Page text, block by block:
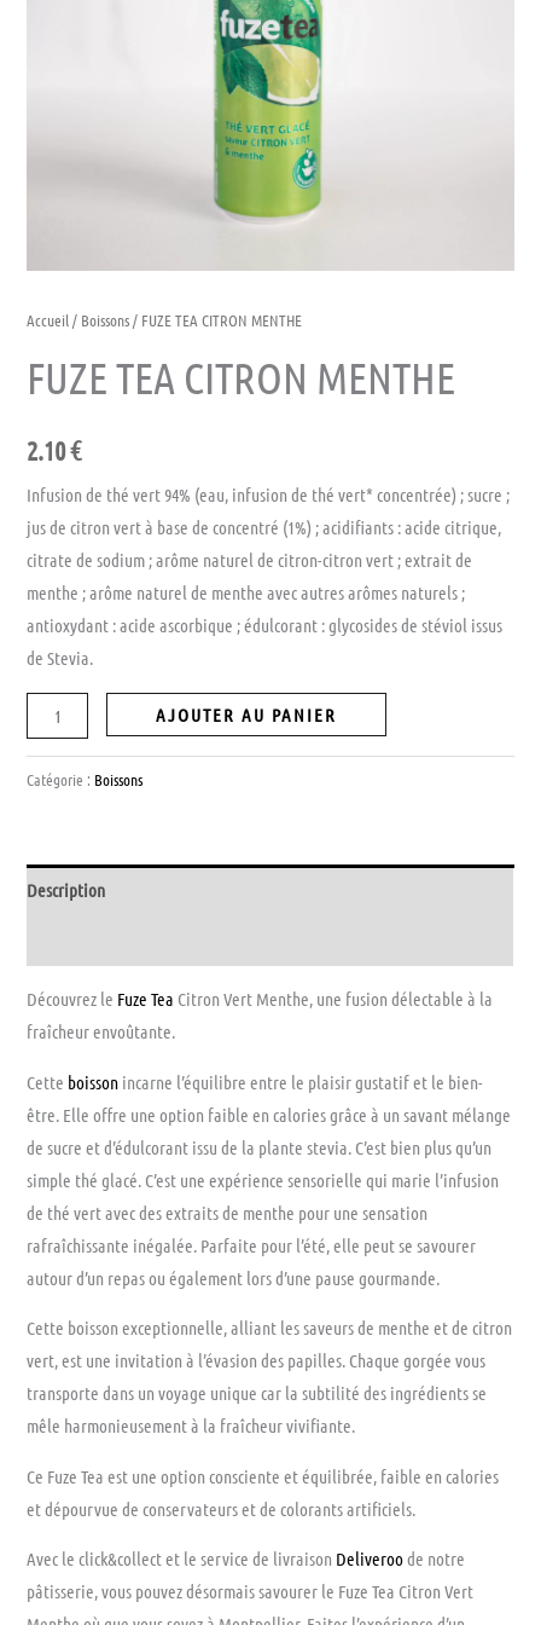
Accueil/ Boissons/ FUZE TEA CITRON MENTHE
FUZE TEA CITRON MENTHE
2.10€
Infusion de thé vert 94% (eau, infusion de thé vert* concentrée) ; sucre ;
jus de citron vert à base de concentré (1%) ; acidifiants : acide citrique,
citrate de sodium ; arôme naturel de citron-citron vert ; extrait de
menthe ; arôme naturel de menthe avec autres arômes naturels ;
antioxydant : acide ascorbique ; édulcorant : glycosides de stéviol issus
de Stevia.
AJOUTER AU PANIER
Catégorie : Boissons
Description
Découvrez le Fuze Tea Citron Vert Menthe, une fusion délectable à la
fraîcheur envoûtante.
Cette boisson incarne l’équilibre entre le plaisir gustatif et le bien-
être. Elle offre une option faible en calories grâce à un savant mélange
de sucre et d’édulcorant issu de la plante stevia. C’est bien plus qu’un
simple thé glacé. C’est une expérience sensorielle qui marie l’infusion
de thé vert avec des extraits de menthe pour une sensation
rafraîchissante inégalée. Parfaite pour l’été, elle peut se savourer
autour d’un repas ou également lors d’une pause gourmande.
Cette boisson exceptionnelle, alliant les saveurs de menthe et de citron
vert, est une invitation à l’évasion des papilles. Chaque gorgée vous
transporte dans un voyage unique car la subtilité des ingrédients se
mêle harmonieusement à la fraîcheur vivifiante.
Ce Fuze Tea est une option consciente et équilibrée, faible en calories
et dépourvue de conservateurs et de colorants artificiels.
Avec le click&collect et le service de livraison Deliveroode notre
pâtisserie, vous pouvez désormais savourer le Fuze Tea Citron Vert